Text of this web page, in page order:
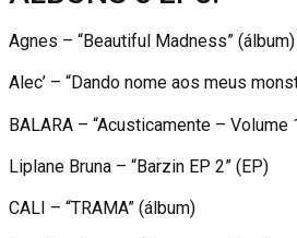
Agnes – “Beautiful Madness” (álbum)
Alec’ – “Dando nome aos meus
BALARA – “Acusticamente – Volume
Liplane Bruna – “Barzin EP 2” (EP)
CALI – “TRAMA” (álbum)